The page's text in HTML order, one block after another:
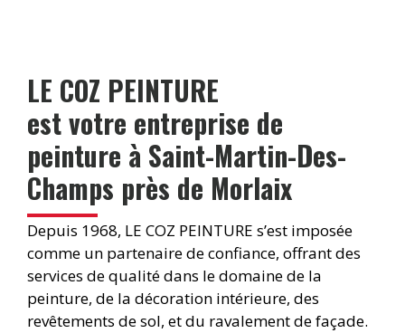
LE COZ PEINTURE
est votre entreprise de
peinture à Saint-Martin-Des-
Champs près de Morlaix
Depuis 1968, LE COZ PEINTURE s’est imposée
comme un partenaire de confiance, offrant des
services de qualité dans le domaine de la
peinture, de la décoration intérieure, des
revêtements de sol, et du ravalement de façade.